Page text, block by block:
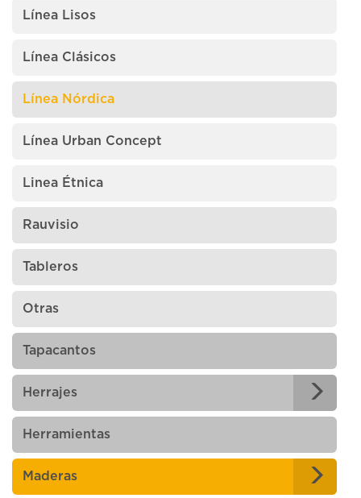
Línea Lisos
Línea Clásicos
Línea Nórdica
Línea Urban Concept
Linea Étnica
Rauvisio
Tableros
Otras
Tapacantos
Herrajes
Herramientas
Maderas